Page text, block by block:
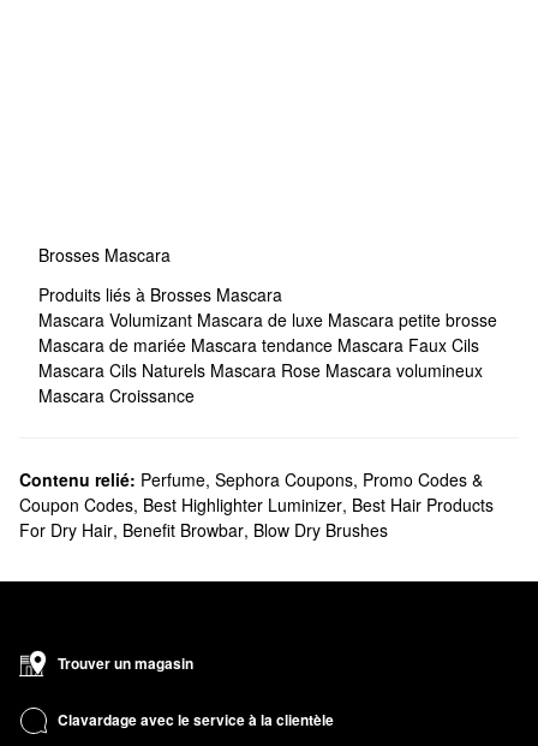
Brosses Mascara
Produits liés à Brosses Mascara
Mascara Volumizant Mascara de luxe Mascara petite brosse
Mascara de mariée Mascara tendance Mascara Faux Cils
Mascara Cils Naturels Mascara Rose Mascara volumineux
Mascara Croissance
Contenu relié: Perfume, Sephora Coupons, Promo Codes &
Coupon Codes, Best Highlighter Luminizer, Best Hair Products
For Dry Hair, Benefit Browbar, Blow Dry Brushes
Trouver un magasin
Clavardage avec le service à la clientèle